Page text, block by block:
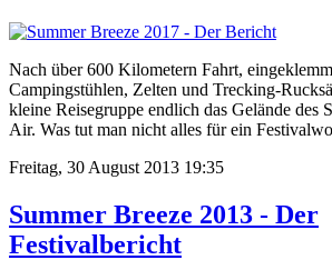
Nach über 600 Kilometern Fahrt,
Campingstühlen, Zelten und Trecking-
kleine Reisegruppe endlich das Gelände des
Air. Was tut man nicht alles für ein
Freitag, 30 August 2013 19:35
Summer Breeze 2013 - Der
Festivalbericht